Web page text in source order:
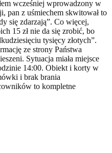
wcześniej wprowadzony w
pan z uśmiechem skwitował to
się zdarzają”. Co więcej,
15 zł nie da się zrobić, bo
tysięcy złotych”.
ze strony Państwa
Sytuacja miała miejsce
14:00. Obiekt i korty w
i brak brania
to kompletne